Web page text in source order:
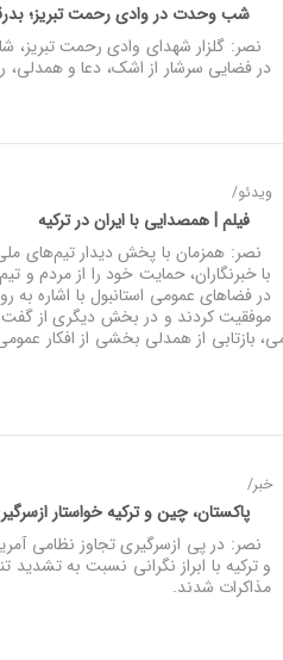
شب وحدت در وادی رحمت تبریز؛
در فضایی سرشار از اشک، دعا و همدلی،
ویدئو/
فیلم | همصدایی با ایران در ترکیه
نصر: همزمان با پخش دیدار تیم‌های ملی
با خبرنگاران، حمایت خود را از مردم و
در فضاهای عمومی استانبول با اشاره
موفقیت کردند و در بخش دیگری از
بازتابی از همدلی بخشی از افکار
خبر/
پاکستان، چین و ترکیه خواستار
نصر: در پی ازسرگیری تجاوز نظامی
و ترکیه با ابراز نگرانی نسبت به
مذاکرات شدند.